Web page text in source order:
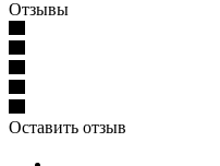
Отзывы
Оставить отзыв